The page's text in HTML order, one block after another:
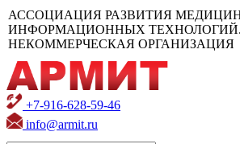
АССОЦИАЦИЯ РАЗВИТИЯ
ИНФОРМАЦИОННЫХ ТЕХНОЛОГИЙ.
НЕКОММЕРЧЕСКАЯ ОРГАНИЗАЦИЯ
+7-916-628-59-46
info@armit.ru